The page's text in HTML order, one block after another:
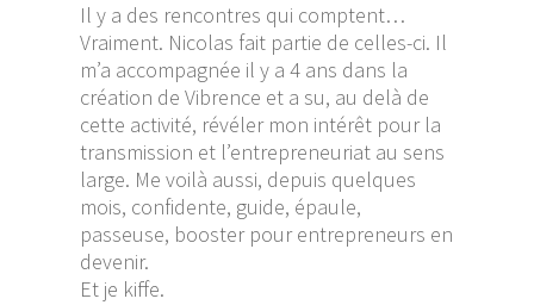
Il y a des rencontres qui comptent…
Vraiment. Nicolas fait partie de celles-ci. Il
m’a accompagnée il y a 4 ans dans la
création de Vibrence et a su, au delà de
cette activité, révéler mon intérêt pour la
transmission et l’entrepreneuriat au sens
large. Me voilà aussi, depuis quelques
mois, confidente, guide, épaule,
passeuse, booster pour entrepreneurs en
devenir.
Et je kiffe.